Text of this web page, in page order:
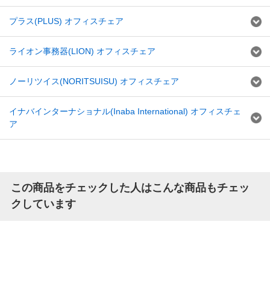
プラス(PLUS) オフィスチェア
ライオン事務器(LION) オフィスチェア
ノーリツイス(NORITSUISU) オフィスチェア
イナバインターナショナル(Inaba International) オフィスチェ
ア
この商品をチェックした人はこんな商品もチェッ
クしています